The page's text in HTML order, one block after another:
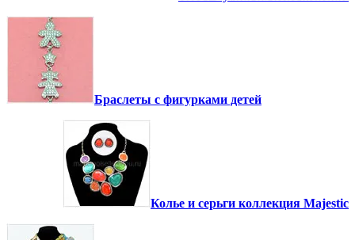
Браслеты с фигурками детей
Колье и серьги коллекция Majestic